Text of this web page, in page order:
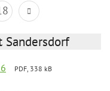
PDF, 338 kB